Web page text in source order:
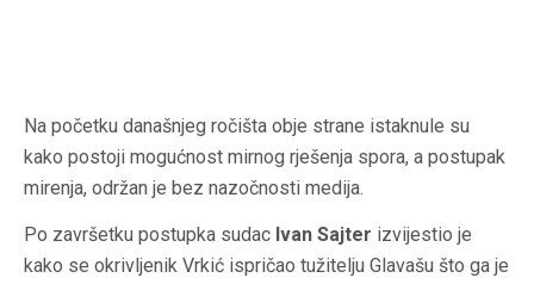
Na početku današnjeg ročišta obje strane istaknule su
kako postoji mogućnost mirnog rješenja spora, a postupak
mirenja, održan je bez nazočnosti medija.
Po završetku postupka sudac Ivan Sajter izvijestio je
kako se okrivljenik Vrkić ispričao tužitelju Glavašu što ga je